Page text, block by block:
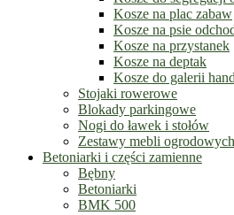
Kosze na plac zabaw
Kosze na psie
Kosze na przystanek
Kosze na deptak
Kosze do galerii
Stojaki rowerowe
Blokady parkingowe
Nogi do ławek i stołów
Zestawy mebli ogrodowych
Betoniarki i części zamienne
Bębny
Betoniarki
BMK 500